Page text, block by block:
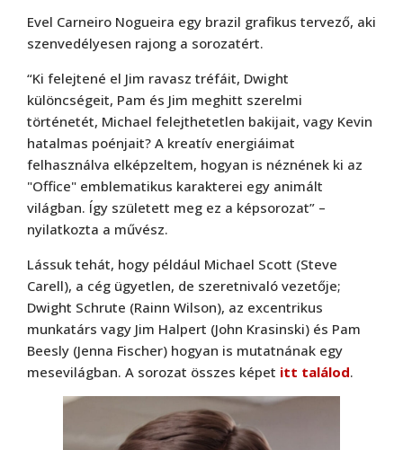
Evel Carneiro Nogueira egy brazil grafikus tervező, aki
szenvedélyesen rajong a sorozatért.
“Ki felejtené el Jim ravasz tréfáit, Dwight
különcségeit, Pam és Jim meghitt szerelmi
történetét, Michael felejthetetlen bakijait, vagy Kevin
hatalmas poénjait? A kreatív energiáimat
felhasználva elképzeltem, hogyan is néznének ki az
"Office" emblematikus karakterei egy animált
világban. Így született meg ez a képsorozat” –
nyilatkozta a művész.
Lássuk tehát, hogy például Michael Scott (Steve
Carell), a cég ügyetlen, de szeretnivaló vezetője;
Dwight Schrute (Rainn Wilson), az excentrikus
munkatárs vagy Jim Halpert (John Krasinski) és Pam
Beesly (Jenna Fischer) hogyan is mutatnának egy
mesevilágban. A sorozat összes képet itt találod.